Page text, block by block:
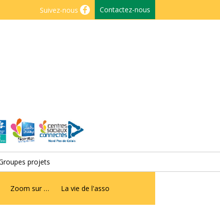
Suivez-nous Contactez-nous
projets
Zoom sur … La vie de l'asso